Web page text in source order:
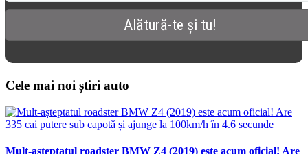
Cele mai noi știri auto
Mult-așteptatul roadster BMW Z4 (2019) este acum oficial! Are